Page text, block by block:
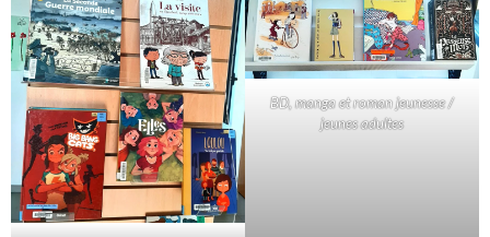
BD, manga et roman jeunesse /
jeunes adultes